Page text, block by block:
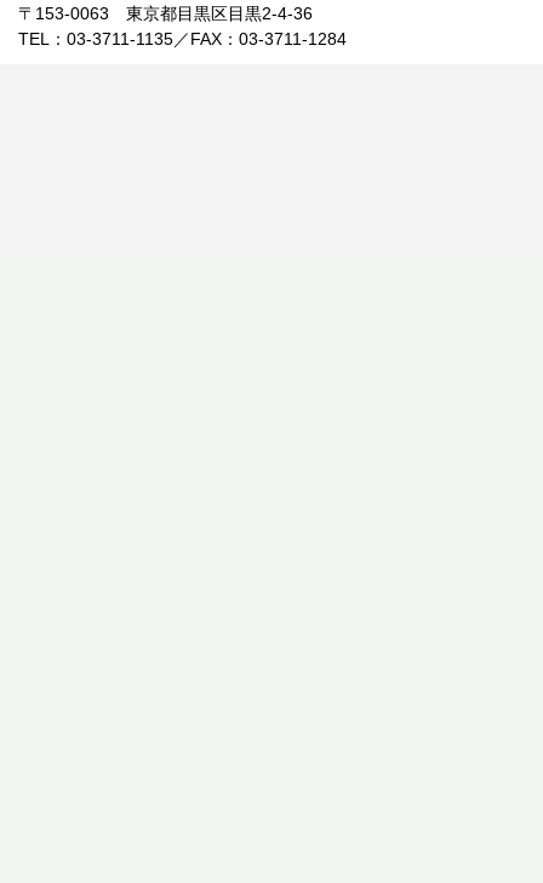
〒153-0063 東京都目黒区目黒2-4-36
TEL：03-3711-1135／FAX：03-3711-1284